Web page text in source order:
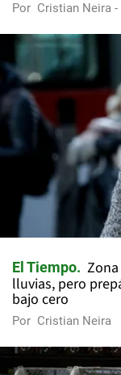
Por Cristian Neira -
El Tiempo
lluvias, pero
bajo cero
Por Cristian Neira